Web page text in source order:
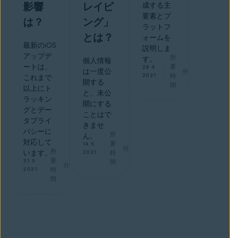
影響
は？
最新のiOS
アップデ
ートは、
これまで
以上にト
ラッキン
グとデー
タプライ
バシーに
対応して
います。
31 5
2021
所
要
時
分
レイピ
ング」
とは？
個人情報
は一度公
開する
と、未公
開にする
ことはで
きませ
ん。
14 5
2021
所
要
時
分
成する主
要素とプ
ラットフ
ォームを
説明しま
す。
28 4
2021
所
要
時
分